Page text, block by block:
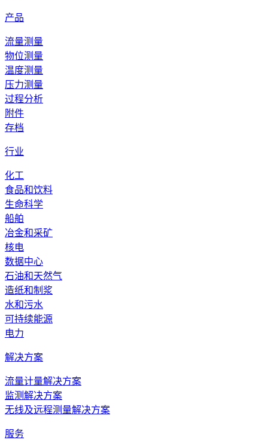
产品
流量测量
物位测量
温度测量
压力测量
过程分析
附件
存档
行业
化工
食品和饮料
生命科学
船舶
冶金和采矿
核电
数据中心
石油和天然气
造纸和制浆
水和污水
可持续能源
电力
解决方案
流量计量解决方案
监测解决方案
无线及远程测量解决方案
服务